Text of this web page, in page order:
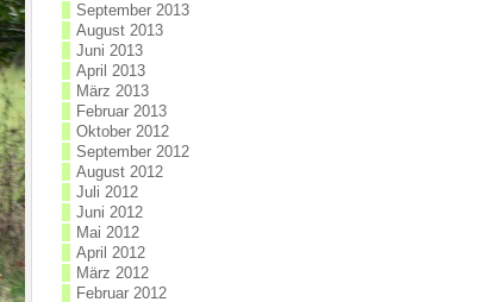
September 2013
August 2013
Juni 2013
April 2013
März 2013
Februar 2013
Oktober 2012
September 2012
August 2012
Juli 2012
Juni 2012
Mai 2012
April 2012
März 2012
Februar 2012